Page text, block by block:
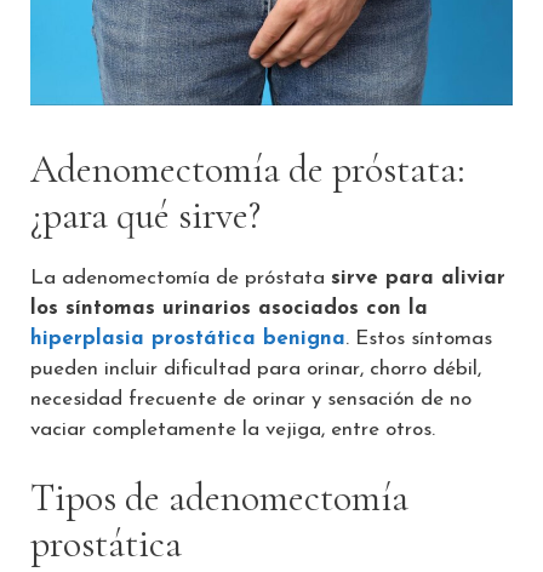
Adenomectomía de próstata:
¿para qué sirve?
La adenomectomía de próstata sirve para aliviar
los síntomas urinarios asociados con la
hiperplasia prostática benigna. Estos síntomas
pueden incluir dificultad para orinar, chorro débil,
necesidad frecuente de orinar y sensación de no
vaciar completamente la vejiga, entre otros.
Tipos de adenomectomía
prostática